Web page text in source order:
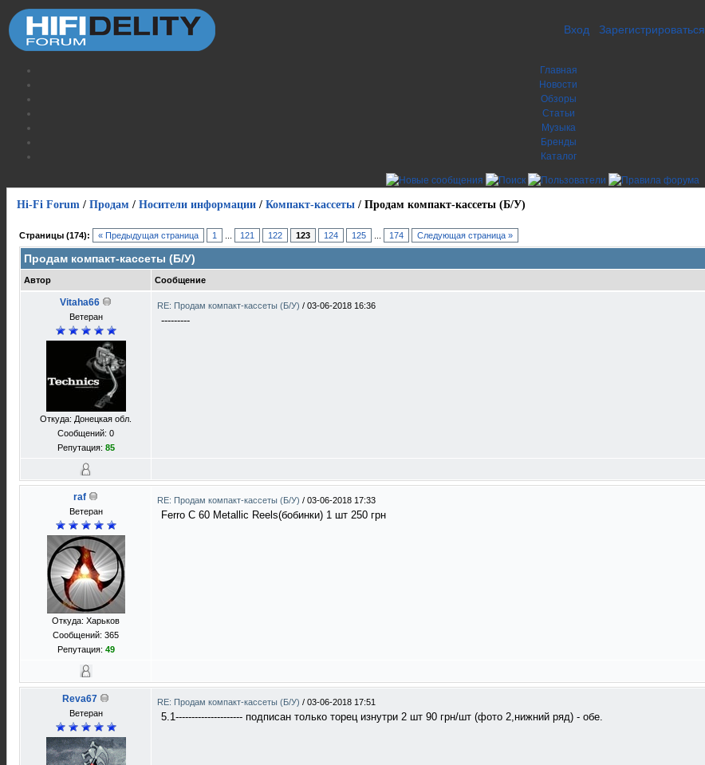
Вход Зарегистрироваться
Главная
Новости
Обзоры
Статьи
Музыка
Бренды
Каталог
Hi-Fi Forum / Продам / Носители информации / Компакт-кассеты / Продам компакт-кассеты (Б/У)
Страницы (174): « Предыдущая страница 1 121 122 123 124 125 174 Следующая страница »
Продам компакт-кассеты (Б/У)
Автор Сообщение
Vitaha66
Ветеран
Откуда: Донецкая обл.
Сообщений: 0
Репутация: 85
RE: Продам компакт-кассеты (Б/У) / 03-06-2018 16:36
---------
raf
Ветеран
Откуда: Харьков
Сообщений: 365
Репутация: 49
RE: Продам компакт-кассеты (Б/У) / 03-06-2018 17:33
Ferro C 60 Metallic Reels(бобинки) 1 шт 250 грн
Reva67
Ветеран
RE: Продам компакт-кассеты (Б/У) / 03-06-2018 17:51
5.1--------------------- подписан только торец изнутри 2 шт 90 грн/шт (фото 2,нижний ряд) - обе.